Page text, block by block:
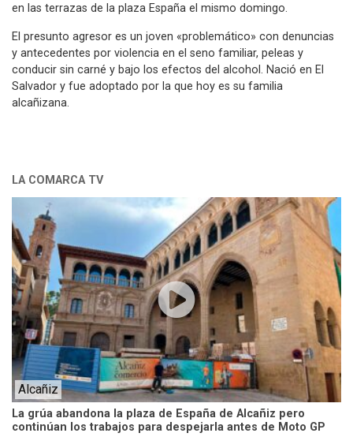
en las terrazas de la plaza España el mismo domingo.
El presunto agresor es un joven «problemático» con denuncias
y antecedentes por violencia en el seno familiar, peleas y
conducir sin carné y bajo los efectos del alcohol. Nació en El
Salvador y fue adoptado por la que hoy es su familia
alcañizana.
LA COMARCA TV
La grúa abandona la plaza de España de Alcañiz pero
continúan los trabajos para despejarla antes de Moto GP
Alcañiz